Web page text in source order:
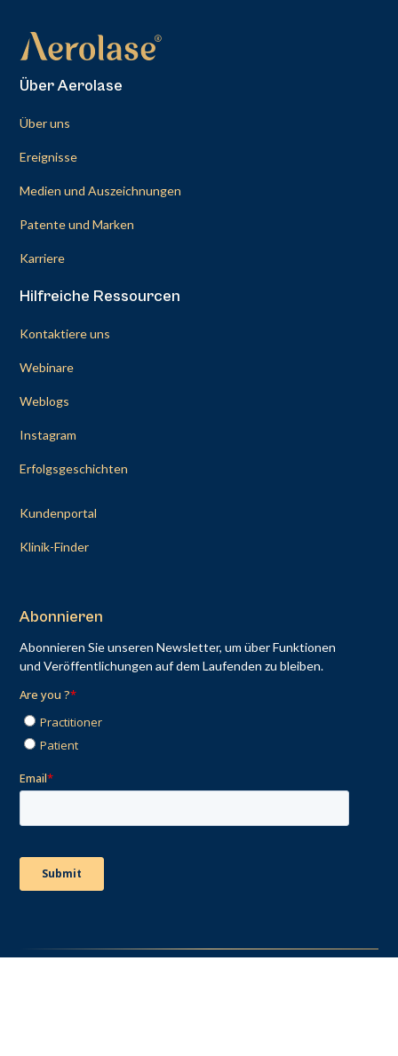
Über Aerolase
Über uns
Ereignisse
Medien und Auszeichnungen
Patente und Marken
Karriere
Hilfreiche Ressourcen
Kontaktiere uns
Webinare
Weblogs
Instagram
Erfolgsgeschichten
Kundenportal
Klinik-Finder
Abonnieren
Abonnieren Sie unseren Newsletter, um über Funktionen
und Veröffentlichungen auf dem Laufenden zu bleiben.